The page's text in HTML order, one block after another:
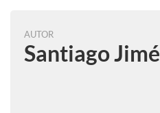
AUTOR
Santiago